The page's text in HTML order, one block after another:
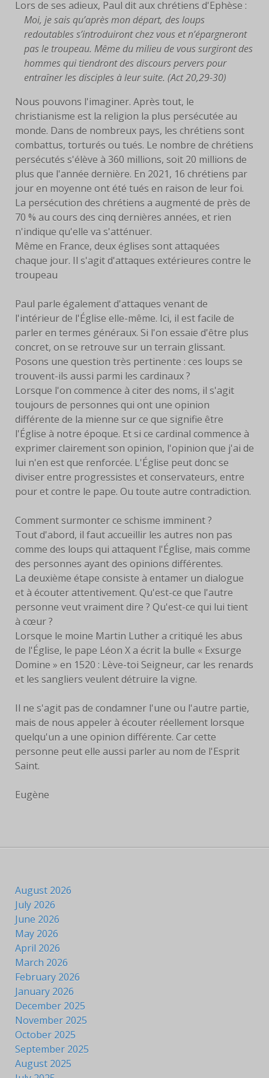
FACEBOOK
SERVANTES
PRIÈRES
PRIÈRE À EYMARD
NEUVAINE
PRIÈRE AVEC MARIE
PRIÈRE POUR LE DON DE
SOI
PRIÈRE POUR VOCATIONS
HISTOIRE
LIVRES
EUCHARISTIE
BLOG
PHOTOS
PHOTOS
CONTEMPORAINES
ANCIENNES PHOTOS
CONTACT
Lors de ses adieux, Paul dit aux chrétiens d'Ephèse :
Moi, je sais qu’après mon départ, des loups
redoutables s’introduiront chez vous et n’épargneront
pas le troupeau. Même du milieu de vous surgiront des
hommes qui tiendront des discours pervers pour
entraîner les disciples à leur suite. (Act 20,29-30)
Nous pouvons l'imaginer. Après tout, le
christianisme est la religion la plus persécutée au
monde. Dans de nombreux pays, les chrétiens sont
combattus, torturés ou tués. Le nombre de chrétiens
persécutés s'élève à 360 millions, soit 20 millions de
plus que l'année dernière. En 2021, 16 chrétiens par
jour en moyenne ont été tués en raison de leur foi.
La persécution des chrétiens a augmenté de près de
70 % au cours des cinq dernières années, et rien
n'indique qu'elle va s'atténuer.
Même en France, deux églises sont attaquées
chaque jour. Il s'agit d'attaques extérieures contre le
troupeau
Paul parle également d'attaques venant de
l'intérieur de l'Église elle-même. Ici, il est facile de
parler en termes généraux. Si l'on essaie d'être plus
concret, on se retrouve sur un terrain glissant.
Posons une question très pertinente : ces loups se
trouvent-ils aussi parmi les cardinaux ?
Lorsque l'on commence à citer des noms, il s'agit
toujours de personnes qui ont une opinion
différente de la mienne sur ce que signifie être
l'Église à notre époque. Et si ce cardinal commence à
exprimer clairement son opinion, l'opinion que j'ai de
lui n'en est que renforcée. L'Église peut donc se
diviser entre progressistes et conservateurs, entre
pour et contre le pape. Ou toute autre contradiction.
Comment surmonter ce schisme imminent ?
Tout d'abord, il faut accueillir les autres non pas
comme des loups qui attaquent l'Église, mais comme
des personnes ayant des opinions différentes.
La deuxième étape consiste à entamer un dialogue
et à écouter attentivement. Qu'est-ce que l'autre
personne veut vraiment dire ? Qu'est-ce qui lui tient
à cœur ?
Lorsque le moine Martin Luther a critiqué les abus
de l'Église, le pape Léon X a écrit la bulle « Exsurge
Domine » en 1520 : Lève-toi Seigneur, car les renards
et les sangliers veulent détruire la vigne.
Il ne s'agit pas de condamner l'une ou l'autre partie,
mais de nous appeler à écouter réellement lorsque
quelqu'un a une opinion différente. Car cette
personne peut elle aussi parler au nom de l'Esprit
Saint.
Eugène
August 2026
July 2026
June 2026
May 2026
April 2026
March 2026
February 2026
January 2026
December 2025
November 2025
October 2025
September 2025
August 2025